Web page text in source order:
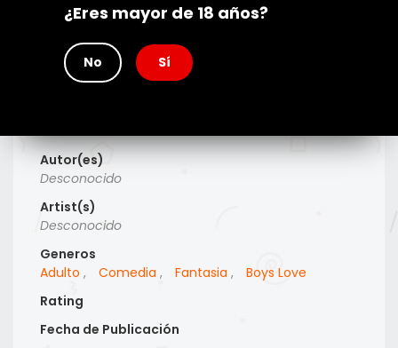
¿Eres mayor de 18 años?
No Sí
Type
Manhwa
Desconocido
Autor(es)
Desconocido
Artist(s)
Desconocido
Generos
Adulto , Comedia , Fantasia ,
Boys Love
Rating
Fecha de Publicación